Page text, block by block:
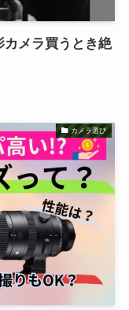
カメラ買うとき絶
カメラ選び